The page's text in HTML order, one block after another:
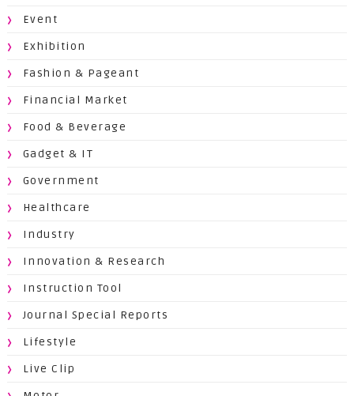
Event
Exhibition
Fashion & Pageant
Financial Market
Food & Beverage
Gadget & IT
Government
Healthcare
Industry
Innovation & Research
Instruction Tool
Journal Special Reports
Lifestyle
Live Clip